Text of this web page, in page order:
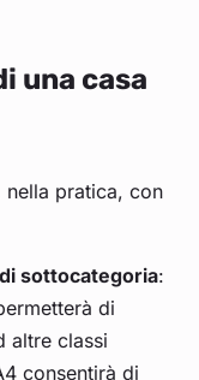
una casa
nella pratica, con
sottocategoria:
di
altre classi
consentirà di